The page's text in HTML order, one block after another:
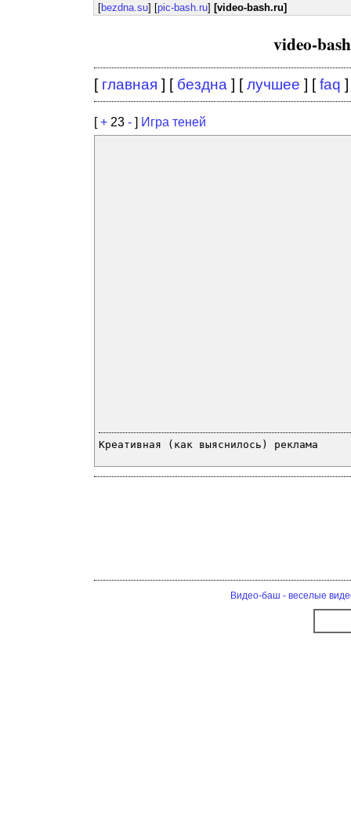
[bezdna.su] [pic-bash.ru] [video-bash.ru]
video-
[ главная ] [ бездна ] [лучшее ] [faq ]
[+ 23 - ] Игра теней
Креативная (как выяснилось) реклама
Видео-баш - веселые